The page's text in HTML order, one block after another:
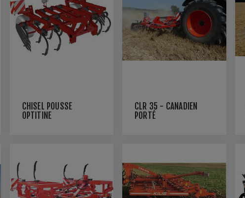
CHISEL POUSSÉ
OPTITINE
CLR 35 - CANADIEN
PORTÉ